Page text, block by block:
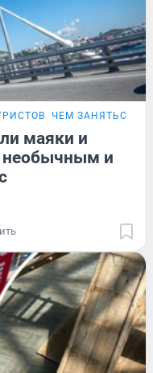
ЧЕМ ЗАНЯТЬСЯ
маяки и
необычным и